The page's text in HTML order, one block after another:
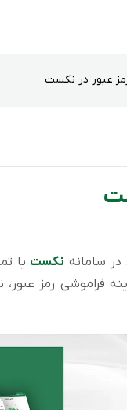
عبور در نکست
سامانه نکست یا
فراموشی رمز عبور،